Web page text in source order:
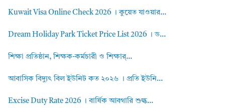
Kuwait Visa Online Check 2026 । কুয়েত যাওয়ার...
Dream Holiday Park Ticket Price List 2026 । ড...
শিক্ষা প্রতিষ্ঠান, শিক্ষক-কর্মচারী ও শিক্ষার্...
আবাসিক বিদ্যুৎ বিল ইউনিট কত ২০২৬ । প্রতি ইউনি...
Excise Duty Rate 2026 । বার্ষিক আবগারি শুল্ক...